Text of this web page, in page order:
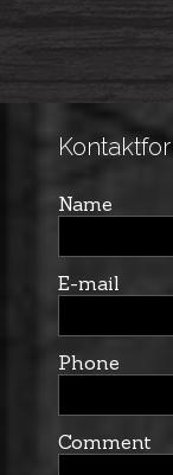
Name
E-mail
Phone
Comment